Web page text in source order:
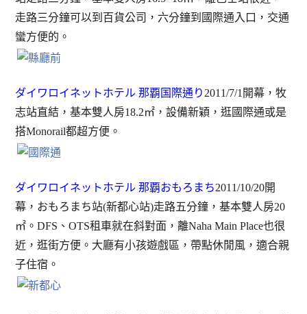
走路三分鐘可以到百貨公司，六分鐘到國際通入口，交通
蠻方便的。
ダイワロイネットホテル 那覇国際通り 2011/7/1開幕，牧
志站直結，基本雙人房18.2㎡，設備新穎，逛國際通或是
搭Monorail都超方便。
ダイワロイネットホテル 那覇おもろまち2011/10/20開
幕，おもろまち站(新都心站)走路五分鐘，基本雙人房20
㎡。DFS、OTS租車就在斜對面，離Naha Main Place也很
近，逛街方便。大廳有小孩遊戲區，帶點休閒風，適合親
子住宿。